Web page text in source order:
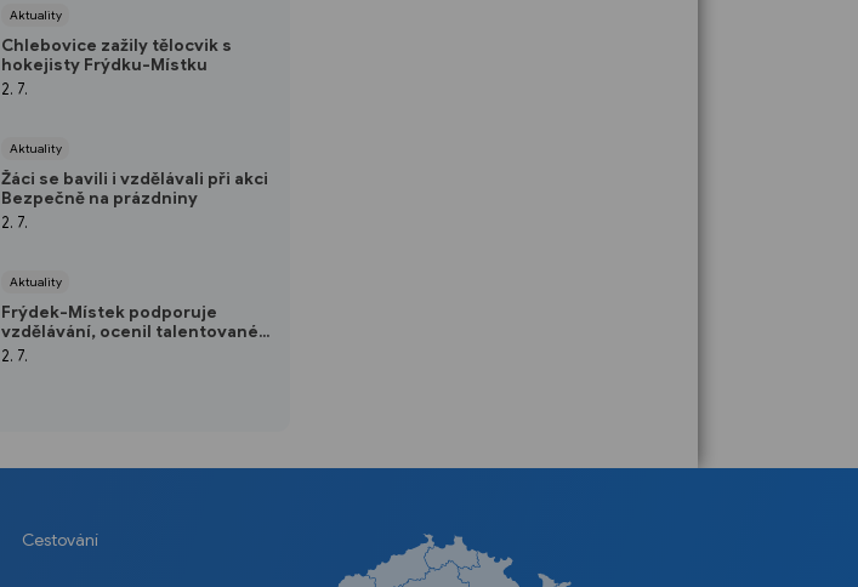
Aktuality
Chlebovice zažily tělocvik s
hokejisty Frýdku-Místku
2. 7.
Aktuality
Žáci se bavili i vzdělávali při akci
Bezpečně na prázdniny
2. 7.
Aktuality
Frýdek-Místek podporuje
vzdělávání, ocenil talentované
studenty
2. 7.
Cestování